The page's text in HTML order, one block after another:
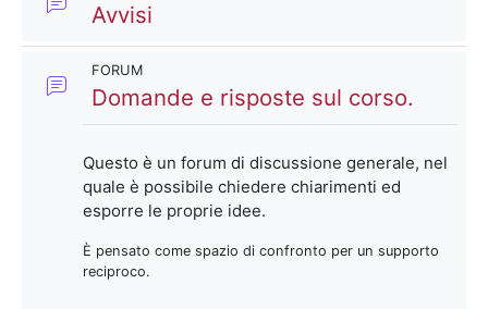
Avvisi
FORUM
Domande e risposte sul corso.
Questo è un forum di discussione generale, nel
quale è possibile chiedere chiarimenti ed
esporre le proprie idee.
È pensato come spazio di confronto per un supporto
reciproco.